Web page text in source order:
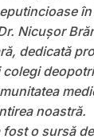
Nicușor
dedicată
noastră.
fost o sursă